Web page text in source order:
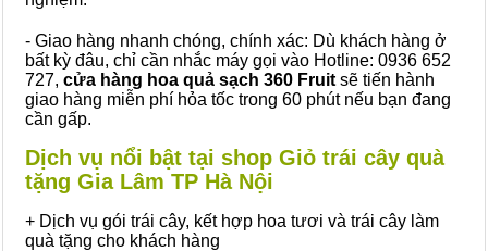
- Giao hàng nhanh chóng, chính xác: Dù khách hàng ở
bất kỳ đâu, chỉ cần nhắc máy gọi vào Hotline: 0936 652
727, cửa hàng hoa quả sạch 360 Fruit sẽ tiến hành
giao hàng miễn phí hỏa tốc trong 60 phút nếu bạn đang
cần gấp.
Dịch vụ nổi bật tại shop Giỏ trái cây quà
tặng Gia Lâm TP Hà Nội
+ Dịch vụ gói trái cây, kết hợp hoa tươi và trái cây làm
quà tặng cho khách hàng